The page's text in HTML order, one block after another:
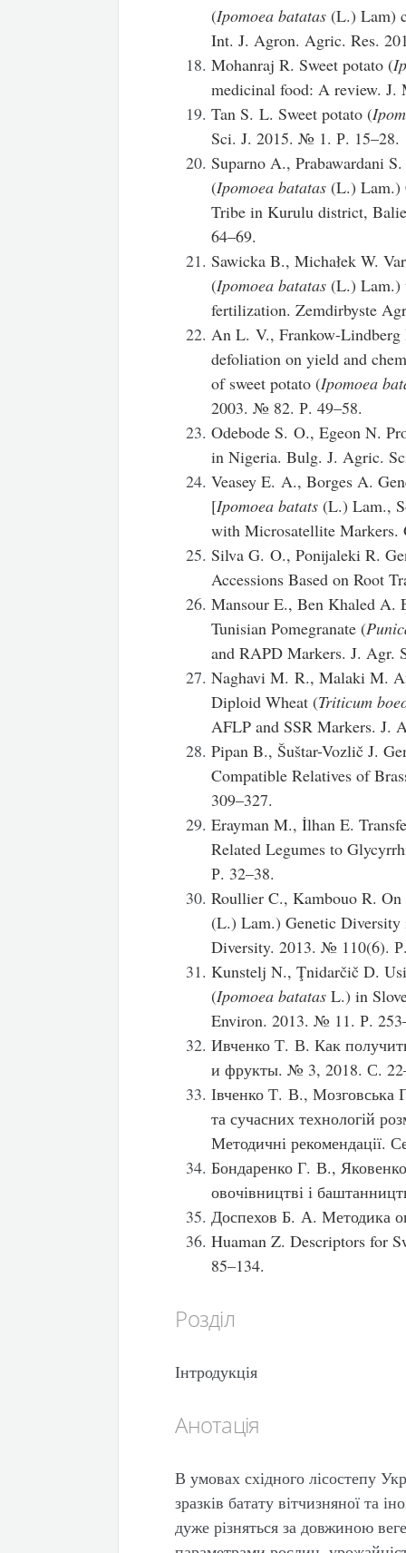
(Ipomoea batatas (L.) Lam)
Int. J. Agron. Agric. Res.
Mohanraj R. Sweet potato (
medicinal food: A review.
Tan S. L. Sweet potato (
Sci. J. 2015. № 1. Р. 15–28.
Suparno A., Prabawardani
(Ipomoea batatas (L.) Lam.)
Tribe in Kurulu district,
64–69.
Sawicka B., Michałek W.
(Ipomoea batatas (L.) Lam.)
fertilization. Zemdirbyste
An L. V., Frankow-
defoliation on yield and
of sweet potato (Ipomoea
2003. № 82. Р. 49–58.
Odebode S. O., Egeon N.
in Nigeria. Bulg. J. Agric.
Veasey E. A., Borges A.
[Ipomoea batats (L.) Lam.,
with Microsatellite
Silva G. O., Ponijaleki R.
Accessions Based on Root
Mansour E., Ben Khaled A.
Tunisian Pomegranate (
and RAPD Markers. J. Agr.
Naghavi M. R., Malaki M.
Diploid Wheat (Triticum
AFLP and SSR Markers. J.
Pipan B., Šuštar-Vozlič J.
Compatible Relatives of
309–327.
Erayman M., İlhan E.
Related Legumes to
Р. 32–38.
Roullier C., Kambouo R. On
(L.) Lam.) Genetic Diversity
Diversity. 2013. № 110(6).
Kunstelj N., Ţnidarčič D.
(Ipomoea batatas L.) in
Environ. 2013. № 11. Р.
Ивченко Т. В. Как
и фрукты. № 3, 2018. С.
Івченко Т. В., Мозговська
та сучасних технологій
Методичні рекомендації.
Бондаренко Г. В.,
овочівництві і
Доспехов Б. А. Методика
Huaman Z. Descriptors for
85–134.
Розділ
Інтродукція
Анотація
В умовах східного лісостепу
зразків батату вітчизняної та
дуже різняться за довжиною